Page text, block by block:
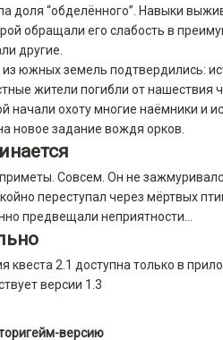
доля “обделённого”. Навыки
обращали его слабость в
другие.
южных земель подтвердились:
жители погибли от
начали охоту многие наёмники и
новое задание вождя орков.
Совсем. Он не
переступал через мёртвых
предвещали неприятности…
квеста 2.1 доступна только в
версии 1.3
версию